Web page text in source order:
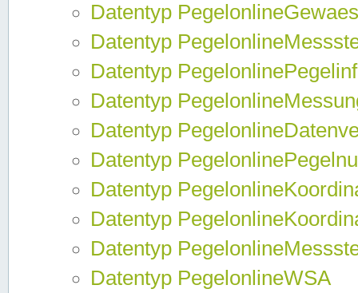
Datentyp
Datentyp
Datentyp
Datentyp
Datentyp
Datentyp
Datentyp
Datentyp
Datentyp
Datentyp PegelonlineWSA